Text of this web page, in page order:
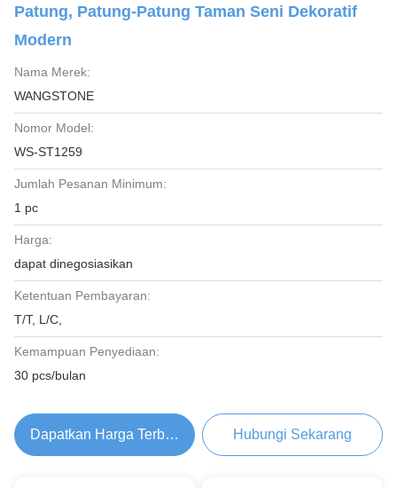
Patung, Patung-Patung Taman Seni Dekoratif
Modern
Nama Merek:
WANGSTONE
Nomor Model:
WS-ST1259
Jumlah Pesanan Minimum:
1 pc
Harga:
dapat dinegosiasikan
Ketentuan Pembayaran:
T/T, L/C,
Kemampuan Penyediaan:
30 pcs/bulan
Dapatkan Harga Terbaik Hubungi Sekarang